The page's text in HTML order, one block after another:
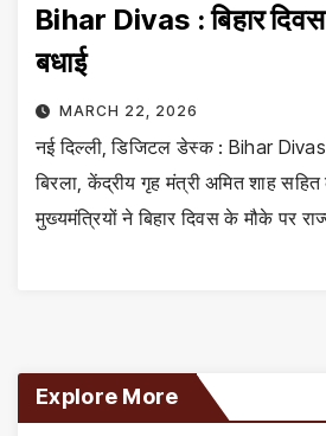
Bihar Divas : बिहार
बधाई
MARCH 22, 2026
नई दिल्ली, डिजिटल डेस्क : Bihar
बिरला, केंद्रीय गृह मंत्री अमित शाह
मुख्यमंत्रियों ने बिहार दिवस के मौके पर
Explore More